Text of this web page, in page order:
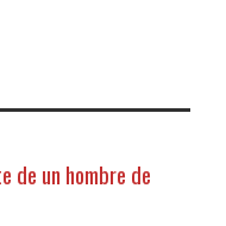
de un hombre de